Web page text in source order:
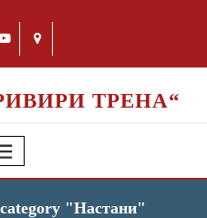
ТРЕНА“
"Настани"